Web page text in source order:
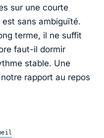
sur une courte
sans ambiguïté.
terme, il ne suffit
faut-il dormir
stable. Une
rapport au repos